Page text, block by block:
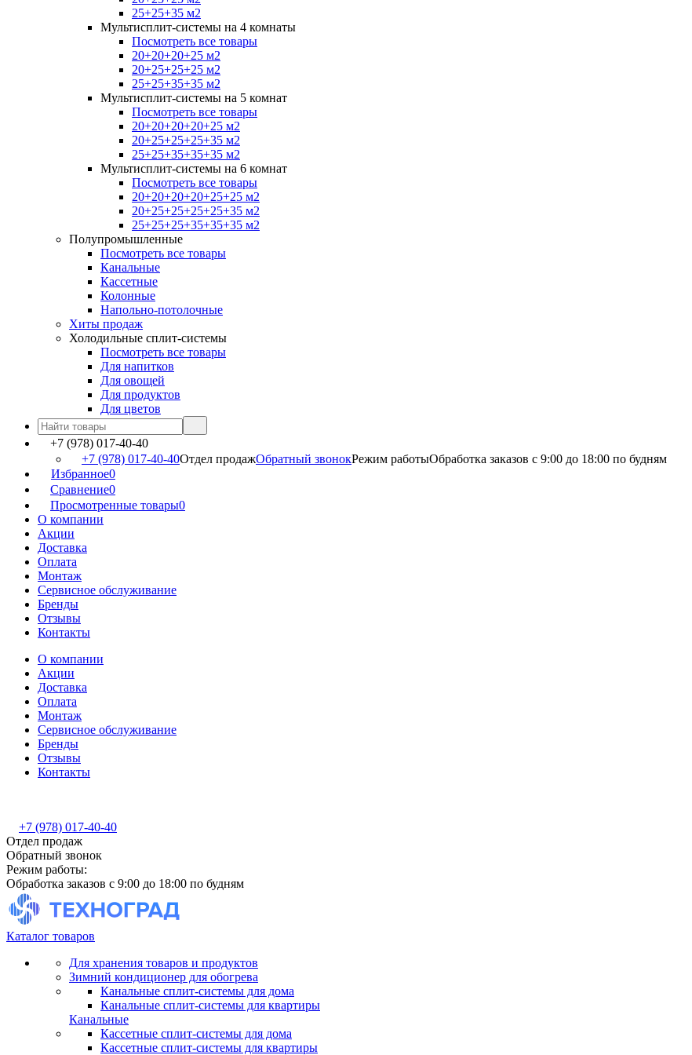
25+25+35 м2
Мультисплит-системы на 4 комнаты
Посмотреть все товары
20+20+20+25 м2
20+25+25+25 м2
25+25+35+35 м2
Мультисплит-системы на 5 комнат
Посмотреть все товары
20+20+20+20+25 м2
20+25+25+25+35 м2
25+25+35+35+35 м2
Мультисплит-системы на 6 комнат
Посмотреть все товары
20+20+20+20+25+25 м2
20+25+25+25+25+35 м2
25+25+25+35+35+35 м2
Полупромышленные
Посмотреть все товары
Канальные
Кассетные
Колонные
Напольно-потолочные
Хиты продаж
Холодильные сплит-системы
Посмотреть все товары
Для напитков
Для овощей
Для продуктов
Для цветов
+7 (978) 017-40-40
+7 (978) 017-40-40Отдел продажОбратный звонокРежим работыОбработка заказов с 9:00 до 18:00 по будням
Избранное0
Сравнение0
Просмотренные товары0
О компании
Акции
Доставка
Оплата
Монтаж
Сервисное обслуживание
Бренды
Отзывы
Контакты
О компании
Акции
Доставка
Оплата
Монтаж
Сервисное обслуживание
Бренды
Отзывы
Контакты
+7 (978) 017-40-40
Отдел продаж
Обратный звонок
Режим работы:
Обработка заказов с 9:00 до 18:00 по будням
Каталог товаров
Для хранения товаров и продуктов
Зимний кондиционер для обогрева
Канальные сплит-системы для дома
Канальные сплит-системы для квартиры
Канальные
Кассетные сплит-системы для дома
Кассетные сплит-системы для квартиры